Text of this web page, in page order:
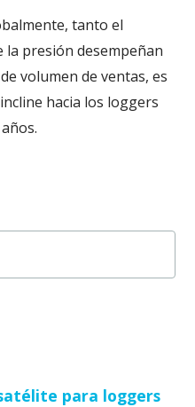
tanto el
la presión desempeñan
volumen de ventas, es
hacia los loggers
para loggers